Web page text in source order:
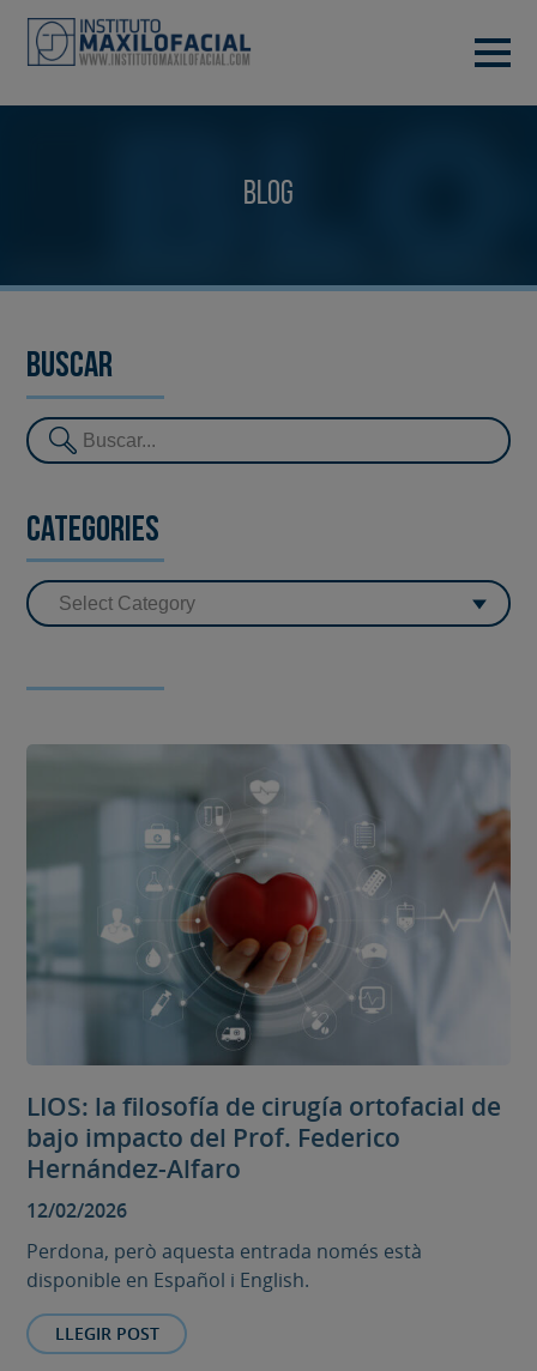
Blog
Buscar
Categories
LIOS: la filosofía de cirugía ortofacial de
bajo impacto del Prof. Federico
Hernández-Alfaro
12/02/2026
Perdona, però aquesta entrada només està
disponible en Español i English.
LLEGIR POST